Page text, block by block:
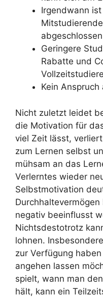
Irgendwann ist
Geringere
Rabatte und
Kein Anspruch
Nicht zuletzt leidet
die Motivation für
viel Zeit lässt,
zum Lernen selbst
mühsam an das
Verlerntes wieder
Selbstmotivation
negativ beeinflusst
Nichtsdestotrotz
lohnen.
zur Verfügung
angehen lassen
spielt, wann man
hält, kann ein